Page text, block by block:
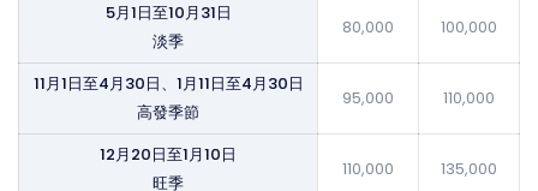
5月1日至10月31日
淡季
80,000 100,000
11月1日至4月30日、1月11日至4月30日
高發季節
95,000 110,000
12月20日至1月10日
旺季
110,000 135,000